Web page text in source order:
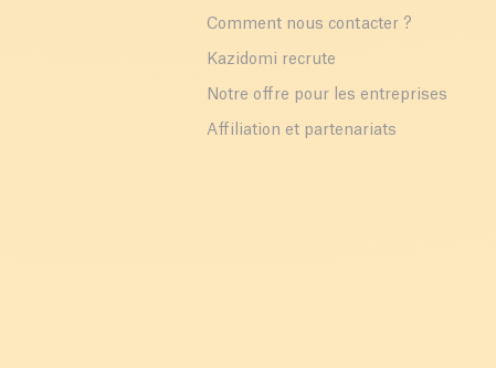
Comment nous contacter ?
Kazidomi recrute
Notre offre pour les entreprises
Affiliation et partenariats